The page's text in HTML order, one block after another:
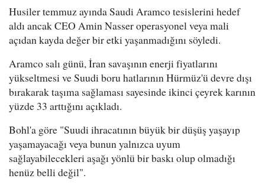
Husiler temmuz ayında Saudi Aramco tesislerini hedef
aldı ancak CEO Amin Nasser operasyonel veya mali
açıdan kayda değer bir etki yaşanmadığını söyledi.
Aramco salı günü, İran savaşının enerji fiyatlarını
yükseltmesi ve Suudi boru hatlarının Hürmüz'ü devre dışı
bırakarak taşıma sağlaması sayesinde ikinci çeyrek karının
yüzde 33 arttığını açıkladı.
Bohl'a göre "Suudi ihracatının büyük bir düşüş yaşayıp
yaşamayacağı veya bunun yalnızca uyum
sağlayabilecekleri aşağı yönlü bir baskı olup olmadığı
henüz belli değil".